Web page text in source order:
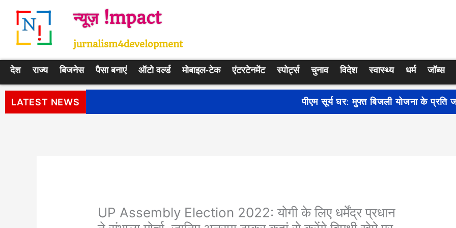
न्यूज़ !mpact
jurnalism4development
देश राज्य बिजनेस पैसा बनाएं ऑटो वर्ल्ड मोबाइल-टेक एंटरटेनमेंट स्पोर्ट्स चुनाव विदेश स्वास्थ्य धर्म जॉब्स
LATEST NEWS पीएम सूर्य घर: मुफ्त बिजली योजना के प्रति जागरूकता बढ़ाने के लिए देशभर में शुरू हुआ नुक्कड़ नाटक
UP Assembly Election 2022: योगी के लिए धर्मेंद्र प्रधान